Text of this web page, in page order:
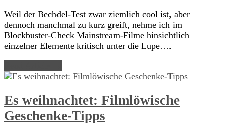
Weil der Bechdel-Test zwar ziemlich cool ist, aber
dennoch manchmal zu kurz greift, nehme ich im
Blockbuster-Check Mainstream-Filme hinsichtlich
einzelner Elemente kritisch unter die Lupe….
Es weihnachtet: Filmlöwische
Geschenke-Tipps